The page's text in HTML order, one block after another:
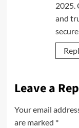
2025.
and
Leave a
Your email
are marked *